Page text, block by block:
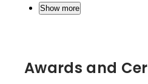
Show more
Awards and